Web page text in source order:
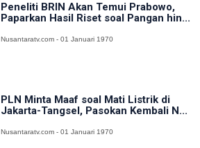
Peneliti BRIN Akan Temui Prabowo,
Paparkan Hasil Riset soal Pangan hin...
Nusantaratv.com - 01 Januari 1970
PLN Minta Maaf soal Mati Listrik di
Jakarta-Tangsel, Pasokan Kembali N...
Nusantaratv.com - 01 Januari 1970